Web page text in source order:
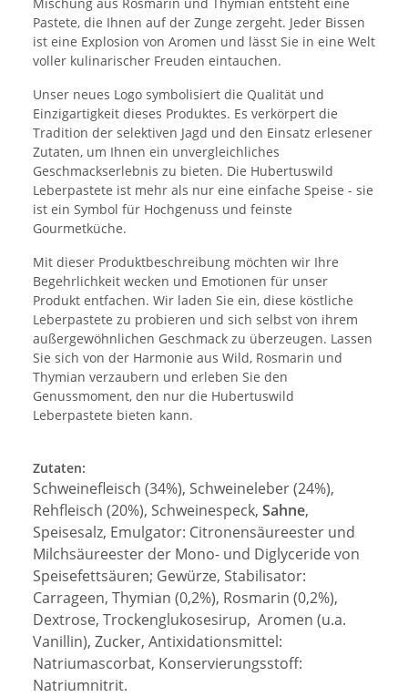
Pastete, die Ihnen auf der Zunge zergeht. Jeder Bissen
ist eine Explosion von Aromen und lässt Sie in eine Welt
voller kulinarischer Freuden eintauchen.
Unser neues Logo symbolisiert die Qualität und
Einzigartigkeit dieses Produktes. Es verkörpert die
Tradition der selektiven Jagd und den Einsatz erlesener
Zutaten, um Ihnen ein unvergleichliches
Geschmackserlebnis zu bieten. Die Hubertuswild
Leberpastete ist mehr als nur eine einfache Speise - sie
ist ein Symbol für Hochgenuss und feinste
Gourmetküche.
Mit dieser Produktbeschreibung möchten wir Ihre
Begehrlichkeit wecken und Emotionen für unser
Produkt entfachen. Wir laden Sie ein, diese köstliche
Leberpastete zu probieren und sich selbst von ihrem
außergewöhnlichen Geschmack zu überzeugen. Lassen
Sie sich von der Harmonie aus Wild, Rosmarin und
Thymian verzaubern und erleben Sie den
Genussmoment, den nur die Hubertuswild
Leberpastete bieten kann.
Zutaten:
Schweinefleisch (34%), Schweineleber (24%),
Rehfleisch (20%), Schweinespeck, Sahne,
Speisesalz, Emulgator: Citronensäureester und
Milchsäureester der Mono- und Diglyceride von
Speisefettsäuren; Gewürze, Stabilisator:
Carrageen, Thymian (0,2%), Rosmarin (0,2%),
Dextrose, Trockenglukosesirup, Aromen (u.a.
Vanillin), Zucker, Antixidationsmittel:
Natriumascorbat, Konservierungsstoff:
Natriumnitrit.